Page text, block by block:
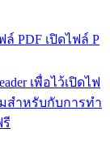
ล์ PDF เปิดไฟล์ P
เพื่อไว้เปิดไฟ
มสำหรับกับการทำ
รี